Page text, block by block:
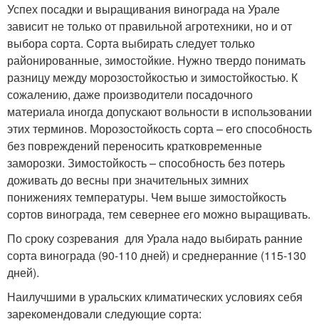
Успех посадки и выращивания винограда на Урале
зависит не только от правильной агротехники, но и от
выбора сорта. Сорта выбирать следует только
районированные, зимостойкие. Нужно твердо понимать
разницу между морозостойкостью и зимостойкостью. К
сожалению, даже производители посадочного
материала иногда допускают вольности в использовании
этих терминов. Морозостойкость сорта – его способность
без повреждений переносить кратковременные
заморозки. Зимостойкость – способность без потерь
доживать до весны при значительных зимних
понижениях температуры. Чем выше зимостойкость
сортов винограда, тем севернее его можно выращивать.
По сроку созревания для Урала надо выбирать ранние
сорта винограда (90-110 дней) и среднеранние (115-130
дней).
Наилучшими в уральских климатических условиях себя
зарекомендовали следующие сорта: